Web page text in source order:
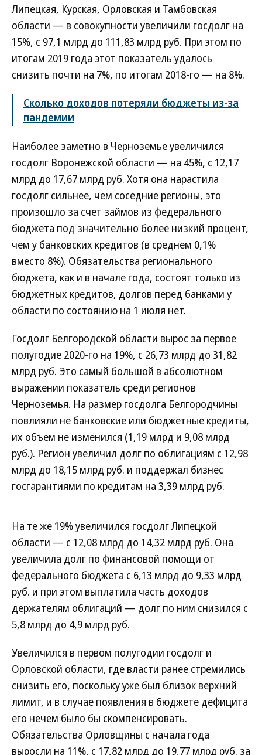
Липецкая, Курская, Орловская и Тамбовская
области — в совокупности увеличили госдолг на
15%, с 97,1 млрд до 111,83 млрд руб. При этом по
итогам 2019 года этот показатель удалось
снизить почти на 7%, по итогам 2018-го — на 8%.
Сколько доходов потеряли бюджеты из-за
пандемии
Наиболее заметно в Черноземье увеличился
госдолг Воронежской области — на 45%, с 12,17
млрд до 17,67 млрд руб. Хотя она нарастила
госдолг сильнее, чем соседние регионы, это
произошло за счет займов из федерального
бюджета под значительно более низкий процент,
чем у банковских кредитов (в среднем 0,1%
вместо 8%). Обязательства регионального
бюджета, как и в начале года, состоят только из
бюджетных кредитов, долгов перед банками у
области по состоянию на 1 июля нет.
Госдолг Белгородской области вырос за первое
полугодие 2020-го на 19%, с 26,73 млрд до 31,82
млрд руб. Это самый большой в абсолютном
выражении показатель среди регионов
Черноземья. На размер госдолга Белгородчины
повлияли не банковские или бюджетные кредиты,
их объем не изменился (1,19 млрд и 9,08 млрд
руб.). Регион увеличил долг по облигациям с 12,98
млрд до 18,15 млрд руб. и поддержал бизнес
госгарантиями по кредитам на 3,39 млрд руб.
На те же 19% увеличился госдолг Липецкой
области — с 12,08 млрд до 14,32 млрд руб. Она
увеличила долг по финансовой помощи от
федерального бюджета с 6,13 млрд до 9,33 млрд
руб. и при этом выплатила часть доходов
держателям облигаций — долг по ним снизился с
5,8 млрд до 4,9 млрд руб.
Увеличился в первом полугодии госдолг и
Орловской области, где власти ранее стремились
снизить его, поскольку уже был близок верхний
лимит, и в случае появления в бюджете дефицита
его нечем было бы скомпенсировать.
Обязательства Орловщины с начала года
выросли на 11%, с 17,82 млрд до 19,77 млрд руб. за